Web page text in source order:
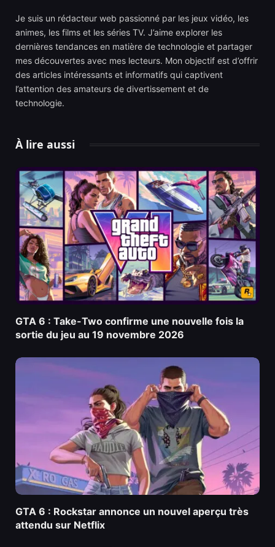
Je suis un rédacteur web passionné par les jeux vidéo, les
animes, les films et les séries TV. J’aime explorer les
dernières tendances en matière de technologie et partager
mes découvertes avec mes lecteurs. Mon objectif est d’offrir
des articles intéressants et informatifs qui captivent
l’attention des amateurs de divertissement et de
technologie.
À lire aussi
GTA 6 : Take-Two confirme une nouvelle fois la
sortie du jeu au 19 novembre 2026
GTA 6 : Rockstar annonce un nouvel aperçu très
attendu sur Netflix